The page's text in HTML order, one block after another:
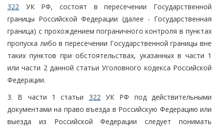
322 УК РФ, состоят в пересечении Государственной
границы Российской Федерации (далее - Государственная
граница) с прохождением пограничного контроля в пунктах
пропуска либо в пересечении Государственной границы вне
таких пунктов при обстоятельствах, указанных в части 1
или части 2 данной статьи Уголовного кодекса Российской
Федерации.
3. В части 1 статьи 322 УК РФ под действительными
документами на право въезда в Российскую Федерацию или
выезда из Российской Федерации следует понимать